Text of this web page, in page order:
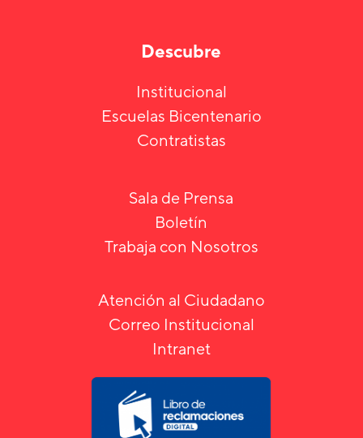
Descubre
Institucional
Escuelas Bicentenario
Contratistas
Sala de Prensa
Boletín
Trabaja con Nosotros
Atención al Ciudadano
Correo Institucional
Intranet